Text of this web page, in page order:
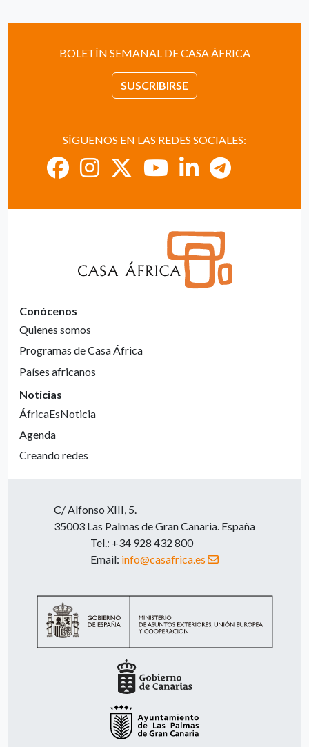
BOLETÍN SEMANAL DE CASA ÁFRICA
SUSCRIBIRSE
SÍGUENOS EN LAS REDES SOCIALES:
Conócenos
Quienes somos
Programas de Casa África
Países africanos
Noticias
ÁfricaEsNoticia
Agenda
Creando redes
C/ Alfonso XIII, 5.
35003 Las Palmas de Gran Canaria. España
Tel.: +34 928 432 800
Email: info@casafrica.es